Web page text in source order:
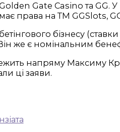
Gate Casino та GG.
права на ТМ GGSlots,
бізнесу
же є номінальним
напряму Максиму
ці заяви.